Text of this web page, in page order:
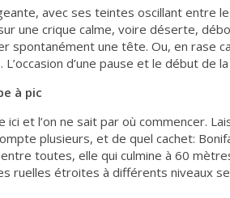
avec ses teintes oscillant entre
une crique calme, voire déserte,
spontanément une tête. Ou, en rase
L’occasion d’une pause et le début de
à pic
ici et l’on ne sait par où commencer.
plusieurs, et de quel cachet:
toutes, elle qui culmine à 60
ruelles étroites à différents niveaux